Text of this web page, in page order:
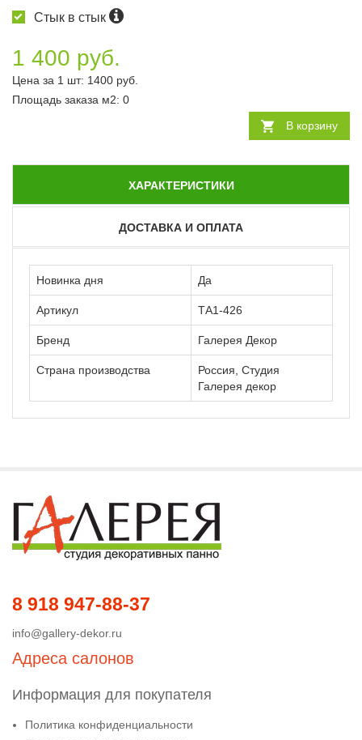
Стык в стык
1 400 руб.
Цена за 1 шт: 1400 руб.
Площадь заказа м2: 0
В корзину
ХАРАКТЕРИСТИКИ
ДОСТАВКА И ОПЛАТА
Новинка дня Да
Артикул ТА1-426
Бренд Галерея Декор
Страна производства
Россия, Студия
Галерея декор
8 918 947-88-37
info@gallery-dekor.ru
Адреса салонов
Информация для покупателя
Политика конфиденциальности